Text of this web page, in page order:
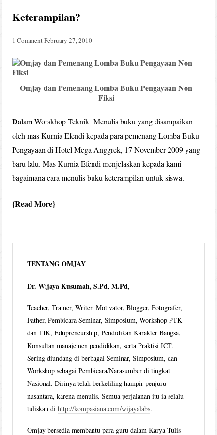
Keterampilan?
1 Comment February 27, 2010
Omjay dan Pemenang Lomba Buku Pengayaan Non
Fiksi
Dalam Worskhop Teknik Menulis buku yang disampaikan
oleh mas Kurnia Efendi kepada para pemenang Lomba Buku
Pengayaan di Hotel Mega Anggrek, 17 November 2009 yang
baru lalu. Mas Kurnia Efendi menjelaskan kepada kami
bagaimana cara menulis buku keterampilan untuk siswa.
Read More
TENTANG OMJAY
Dr. Wijaya Kusumah, S.Pd, M.Pd,
Teacher, Trainer, Writer, Motivator, Blogger, Fotografer,
Father, Pembicara Seminar, Simposium, Workshop PTK
dan TIK, Edupreneurship, Pendidikan Karakter Bangsa,
Konsultan manajemen pendidikan, serta Praktisi ICT.
Sering diundang di berbagai Seminar, Simposium, dan
Workshop sebagai Pembicara/Narasumber di tingkat
Nasional. Dirinya telah berkeliling hampir penjuru
nusantara, karena menulis. Semua perjalanan itu ia selalu
tuliskan dihttp://kompasiana.com/wijayalabs.
Omjay bersedia membantu para guru dalam Karya Tulis